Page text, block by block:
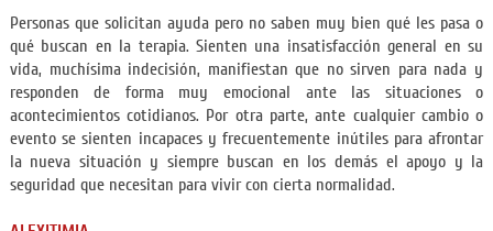
Personas que solicitan ayuda pero no saben muy bien qué les pasa o
qué buscan en la terapia. Sienten una insatisfacción general en su
vida, muchísima indecisión, manifiestan que no sirven para nada y
responden de forma muy emocional ante las situaciones o
acontecimientos cotidianos. Por otra parte, ante cualquier cambio o
evento se sienten incapaces y frecuentemente inútiles para afrontar
la nueva situación y siempre buscan en los demás el apoyo y la
seguridad que necesitan para vivir con cierta normalidad.